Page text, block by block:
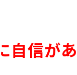
自信が